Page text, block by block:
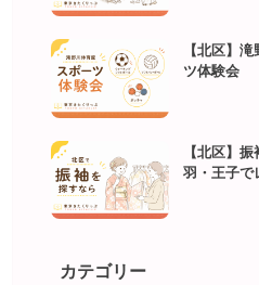
【北区】
ツ体験会
【北区】
羽・王子で
カテゴリー